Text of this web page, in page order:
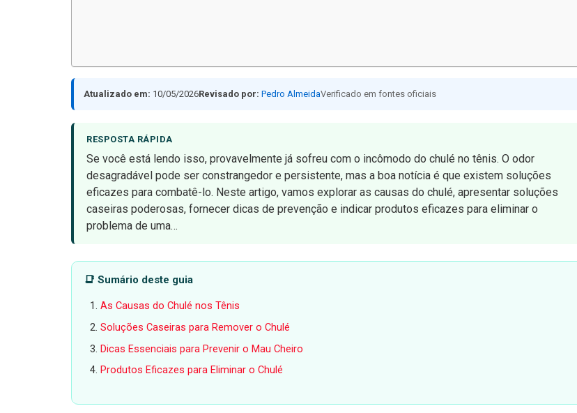
Atualizado em: 10/05/2026Revisado por: Pedro AlmeidaVerificado em fontes oficiais
RESPOSTA RÁPIDA
Se você está lendo isso, provavelmente já sofreu com o incômodo do chulé no tênis. O odor
desagradável pode ser constrangedor e persistente, mas a boa notícia é que existem soluções
eficazes para combatê-lo. Neste artigo, vamos explorar as causas do chulé, apresentar soluções
caseiras poderosas, fornecer dicas de prevenção e indicar produtos eficazes para eliminar o
problema de uma…
📑 Sumário deste guia
As Causas do Chulé nos Tênis
Soluções Caseiras para Remover o Chulé
Dicas Essenciais para Prevenir o Mau Cheiro
Produtos Eficazes para Eliminar o Chulé